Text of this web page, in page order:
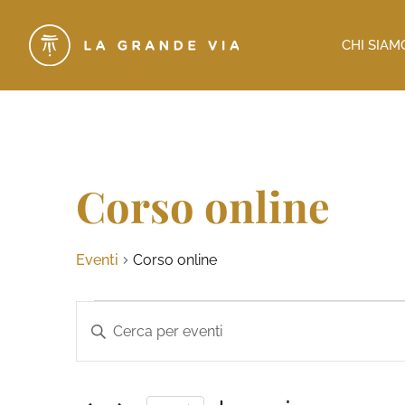
CHI
Corso online
Eventi Corso online
Eventi
Ricerca
Parola
Cerca